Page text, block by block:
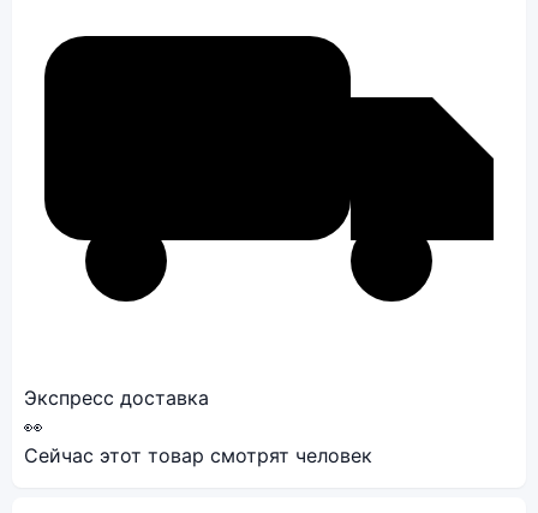
Экспресс доставка
👀
Сейчас этот товар смотрят человек